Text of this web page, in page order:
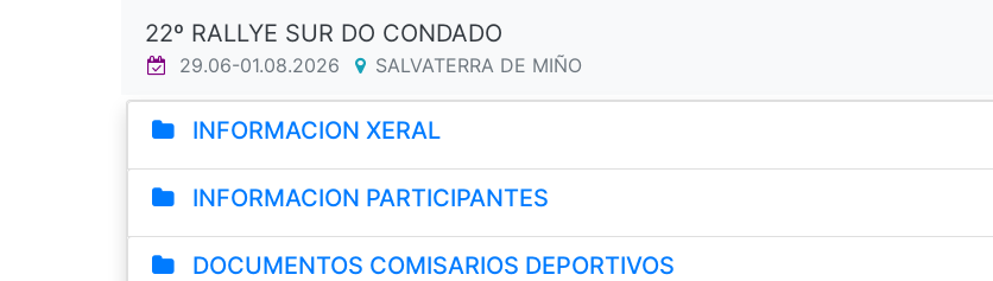
22º RALLYE SUR DO CONDADO
29.06-01.08.2026 SALVATERRA DE MIÑO
INFORMACION XERAL
INFORMACION PARTICIPANTES
DOCUMENTOS COMISARIOS DEPORTIVOS